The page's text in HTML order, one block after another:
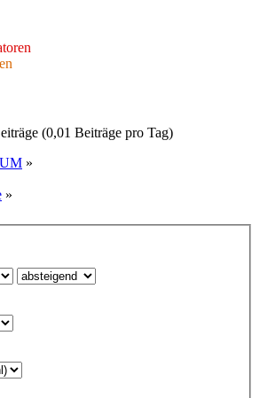
(0,01 Beiträge pro Tag)
»
»